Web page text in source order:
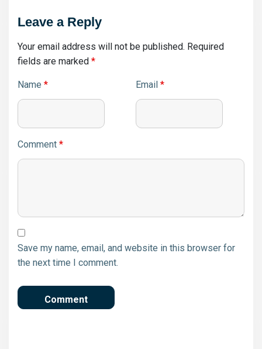
Leave a Reply
Your email address will not be published. Required
fields are marked *
Name * Email *
Comment *
Save my name, email, and website in this browser for
the next time I comment.